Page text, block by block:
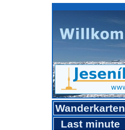
Wanderkarten
Last minute